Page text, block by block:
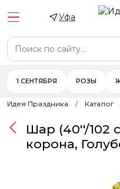
Уфа
1 СЕНТЯБРЯ РОЗЫ
Идея Праздника Каталог
Шар (40''/102
корона,